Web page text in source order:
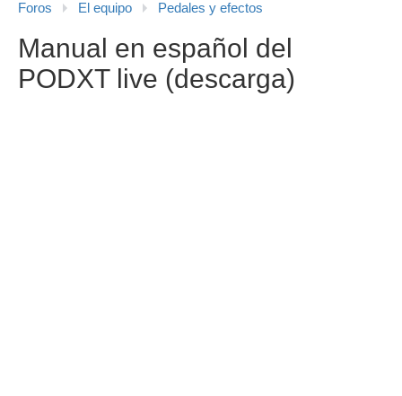
Foros El equipo Pedales y efectos
Manual en español del
PODXT live (descarga)